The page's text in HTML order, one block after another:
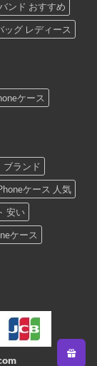
ンド おすすめ
ッグ レディース
ケース
ブランド
ケース 人気
安い
ケース